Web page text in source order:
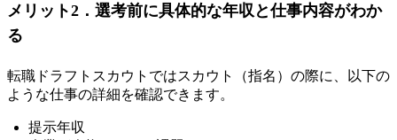
メリット2．選考前に具体的な年収と仕事内容がわか
る
転職ドラフトスカウトではスカウト（指名）の際に、以下の
ような仕事の詳細を確認できます。
提示年収